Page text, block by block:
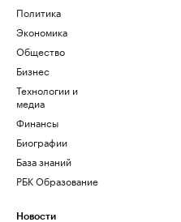
Политика
Экономика
Общество
Бизнес
Технологии и
медиа
Финансы
Биографии
База знаний
РБК Образование
Новости